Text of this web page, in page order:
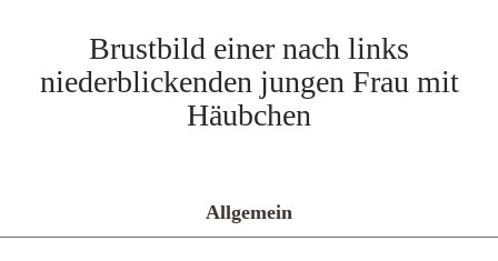
Brustbild einer nach links
niederblickenden jungen Frau mit
Häubchen
Allgemein